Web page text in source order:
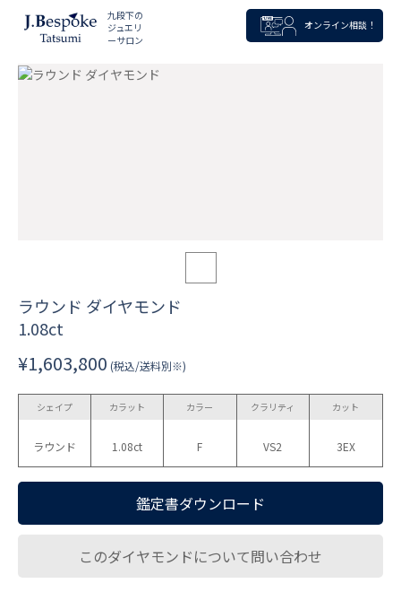
九段下の
ジュエリ
ーサロン
オンライン相談！
ラウンド ダイヤモンド
1.08ct
¥1,603,800 (税込/送料別※)
シェイプ
ラウンド
カラット
1.08ct
カラー
F
クラリティ
VS2
カット
3EX
鑑定書ダウンロード
このダイヤモンドについて問い合わせ